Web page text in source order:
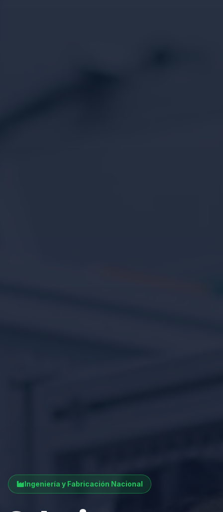
Ingeniería y Fabricación Nacional